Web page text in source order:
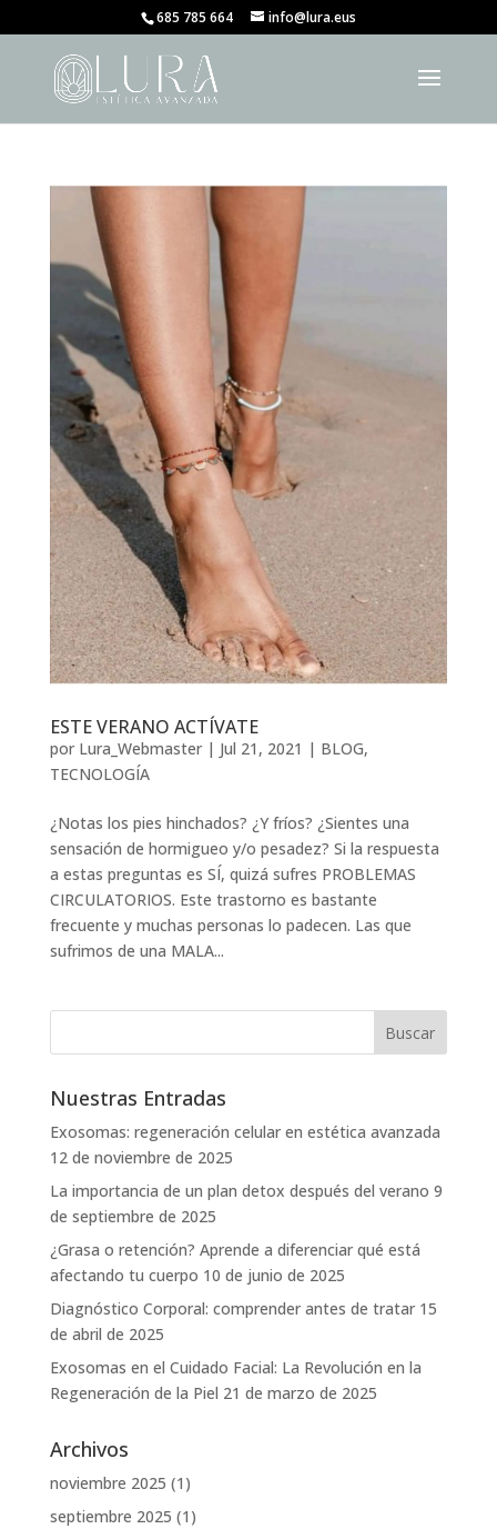
685 785 664 info@lura.eus
ESTE VERANO ACTÍVATE
por Lura_Webmaster| Jul 21, 2021 | BLOG,
TECNOLOGÍA
¿Notas los pies hinchados? ¿Y fríos? ¿Sientes una
sensación de hormigueo y/o pesadez? Si la respuesta
a estas preguntas es SÍ, quizá sufres PROBLEMAS
CIRCULATORIOS. Este trastorno es bastante
frecuente y muchas personas lo padecen. Las que
sufrimos de una MALA...
Nuestras Entradas
Exosomas: regeneración celular en estética avanzada
12 de noviembre de 2025
La importancia de un plan detox después del verano 9
de septiembre de 2025
¿Grasa o retención? Aprende a diferenciar qué está
afectando tu cuerpo 10 de junio de 2025
Diagnóstico Corporal: comprender antes de tratar 15
de abril de 2025
Exosomas en el Cuidado Facial: La Revolución en la
Regeneración de la Piel 21 de marzo de 2025
Archivos
noviembre 2025 (1)
septiembre 2025 (1)